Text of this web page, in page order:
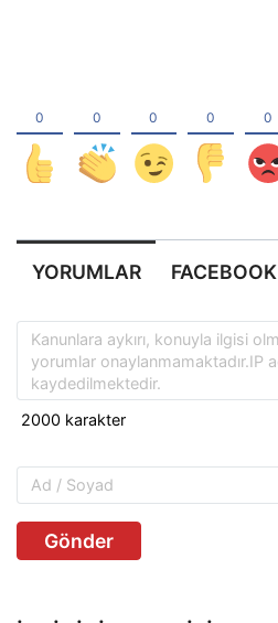
YORUMLAR FACEBOOK
Gönder